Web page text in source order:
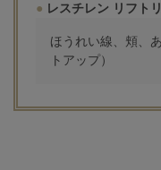
レスチレン リフト
ほうれい線、頬、
トアップ）